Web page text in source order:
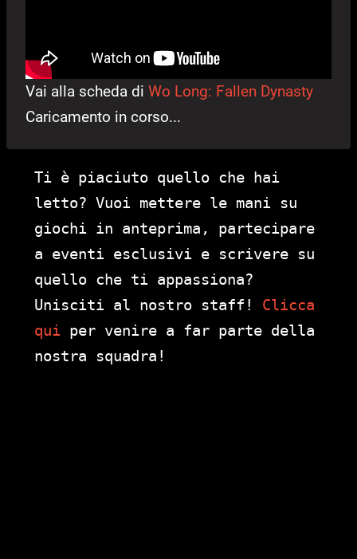
Vai alla scheda di Wo Long: Fallen Dynasty
Caricamento in corso...
Ti è piaciuto quello che hai
letto? Vuoi mettere le mani su
giochi in anteprima, partecipare
a eventi esclusivi e scrivere su
quello che ti appassiona?
Unisciti al nostro staff! Clicca
qui per venire a far parte della
nostra squadra!